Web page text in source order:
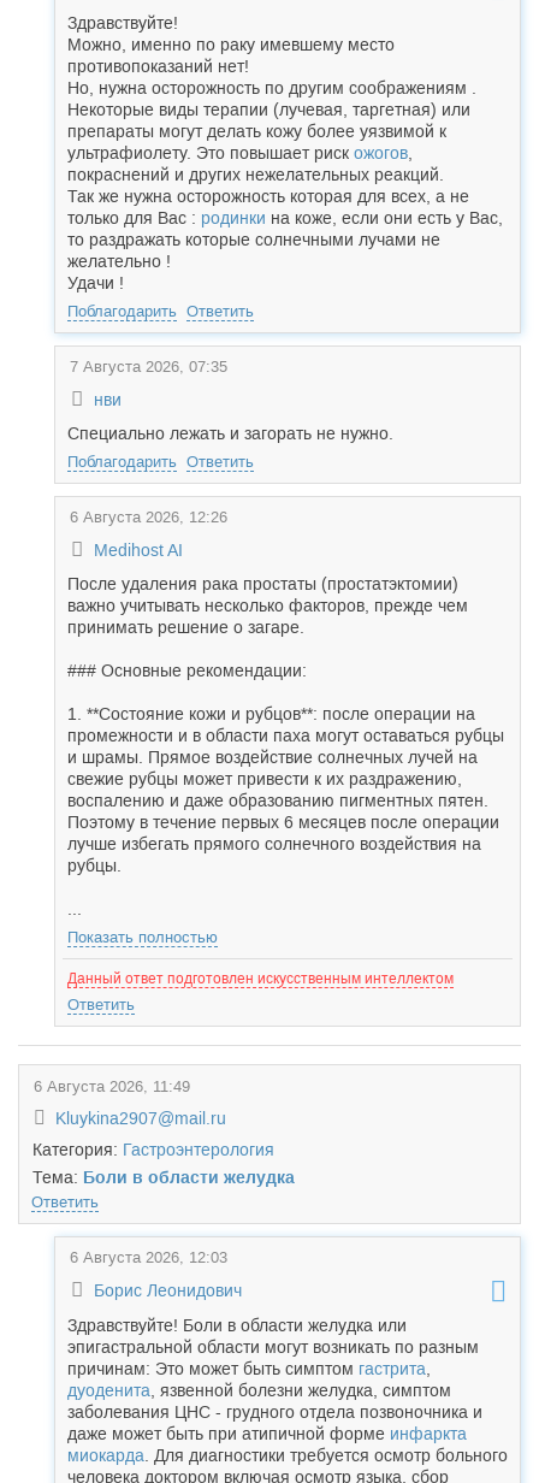
Здравствуйте!
Можно, именно по раку имевшему место
противопоказаний нет!
Но, нужна осторожность по другим соображениям .
Некоторые виды терапии (лучевая, таргетная) или
препараты могут делать кожу более уязвимой к
ультрафиолету. Это повышает риск ожогов
покраснений и других нежелательных реакций.
Так же нужна осторожность которая для всех, а не
только для Вас : родинки на коже, если они есть у Вас,
то раздражать которые солнечными лучами не
желательно !
Удачи !
Поблагодарить Ответить
7 Августа 2026, 07:35
нви
Специально лежать и загорать не нужно.
Поблагодарить Ответить
6 Августа 2026, 12:26
Medihost AI
После удаления рака простаты (простатэктомии)
важно учитывать несколько факторов, прежде чем
принимать решение о загаре.
### Основные рекомендации:
1. **Состояние кожи и рубцов**: после операции на
промежности и в области паха могут оставаться рубцы
и шрамы. Прямое воздействие солнечных лучей на
свежие рубцы может привести к их раздражению,
воспалению и даже образованию пигментных пятен.
Поэтому в течение первых 6 месяцев после операции
лучше избегать прямого солнечного воздействия на
рубцы.
Показать полностью
Данный ответ подготовлен искусственным интеллектом
Ответить
6 Августа 2026, 11:49
Kluykina2907@mail.ru
Категория: Гастроэнтерология
Тема: Боли в области желудка
Ответить
6 Августа 2026, 12:03
Борис Леонидович
Здравствуйте! Боли в области желудка или
эпигастральной области могут возникать по разным
причинам: Это может быть симптом гастрита
дуоденита , язвенной болезни желудка, симптом
заболевания ЦНС - грудного отдела позвоночника и
даже может быть при атипичной форме инфаркта
миокарда . Для диагностики требуется осмотр больного
человека доктором включая осмотр языка, сбор